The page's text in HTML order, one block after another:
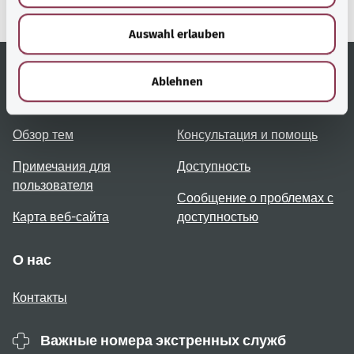
Auswahl erlauben
Ablehnen
Полезные ссылки
Обзор тем
Примечания для
пользователя
Карта веб-сайта
Услуги
Консультация и помощь
Доступность
Сообщение о проблемах с
доступностью
О нас
Контакты
Важные номера экстренных служб